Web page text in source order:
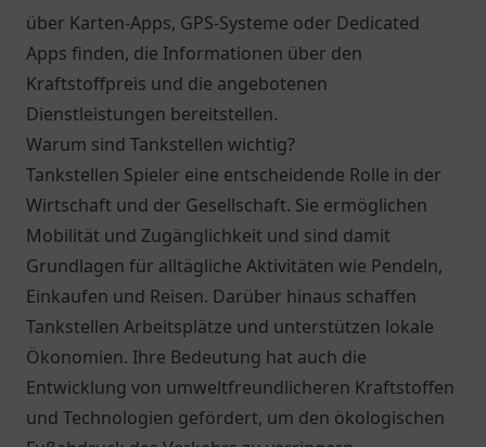
über Karten-Apps, GPS-Systeme oder Dedicated
Apps finden, die Informationen über den
Kraftstoffpreis und die angebotenen
Dienstleistungen bereitstellen.
Warum sind Tankstellen wichtig?
Tankstellen Spieler eine entscheidende Rolle in der
Wirtschaft und der Gesellschaft. Sie ermöglichen
Mobilität und Zugänglichkeit und sind damit
Grundlagen für alltägliche Aktivitäten wie Pendeln,
Einkaufen und Reisen. Darüber hinaus schaffen
Tankstellen Arbeitsplätze und unterstützen lokale
Ökonomien. Ihre Bedeutung hat auch die
Entwicklung von umweltfreundlicheren Kraftstoffen
und Technologien gefördert, um den ökologischen